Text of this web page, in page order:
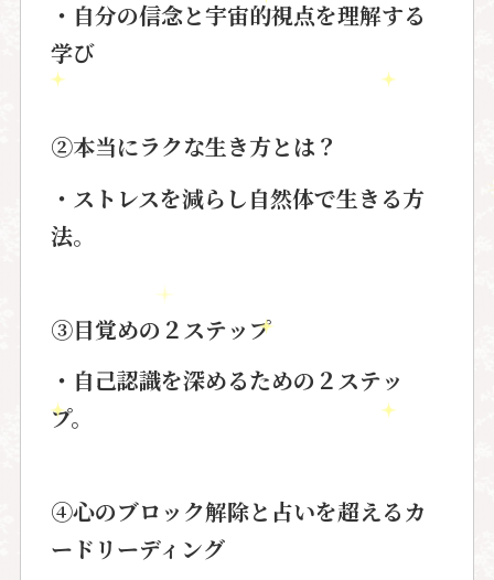
・自分の信念と宇宙的視点を理解する
学び
②本当にラクな生き方とは？
・ストレスを減らし自然体で生きる方
法。
③目覚めの２ステップ
・自己認識を深めるための２ステッ
プ。
④心のブロック解除と占いを超えるカ
ードリーディング